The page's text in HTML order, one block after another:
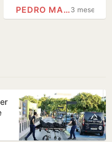
Euroliga
3 meses
PEDRO MARTÍNEZ (GRANADA)